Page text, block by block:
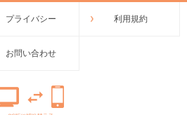
プライバシー 利用規約
お問い合わせ